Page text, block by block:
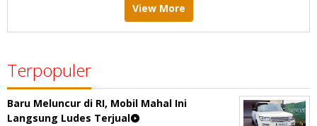
View More
Terpopuler
Baru Meluncur di RI, Mobil Mahal Ini
Langsung Ludes Terjual